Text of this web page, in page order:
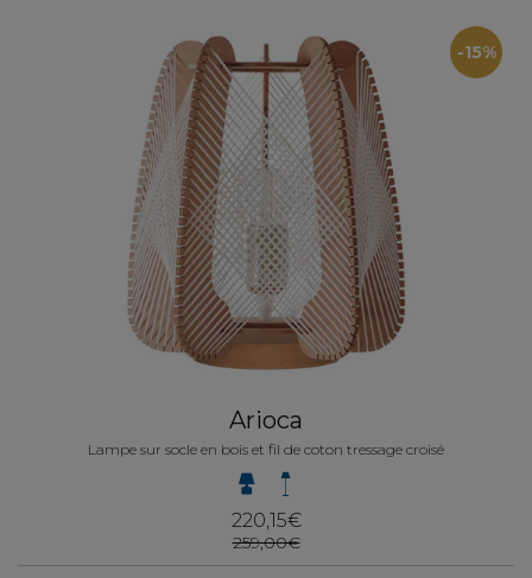
-15%
Arioca
Lampe sur socle en bois et fil de coton tressage croisé
220,15€
259,00€